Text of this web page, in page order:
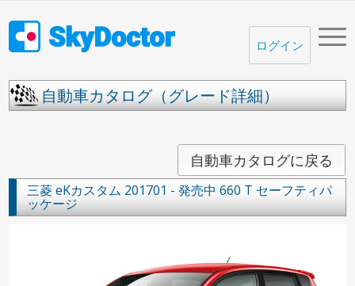
ログイン
自動車カタログ（グレード詳細）
自動車カタログに戻る
三菱eKカスタム 201701 - 発売中 660 T セーフティパ
ッケージ